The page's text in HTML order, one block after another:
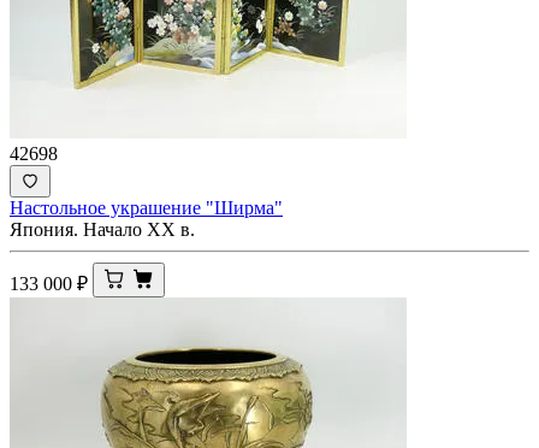
42698
Настольное украшение "Ширма"
Япония. Начало ХХ в.
133 000 ₽